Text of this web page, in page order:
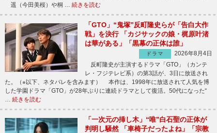
遥（今田美桜）や桐 … 続きを読む
「GTO」“鬼塚”反町隆史らが「告白大作
戦」を決行 「カジサックの娘・梶原叶渚
は華がある」「黒幕の正体は誰」
ドラマ
2026年8月4日
反町隆史が主演するドラマ「GTO」（カンテ
レ・フジテレビ系）の第3話が、3日に放送され
た。（※以下、ネタバレを含みます） 本作は、1998年に放送されて人気を博
した学園ドラマ「GTO」が28年ぶりに連続ドラマとして復活。50代になった“
… 続きを読む
「一次元の挿し木」“唯”白石聖の正体が
判明し騒然 「車椅子だったよね」「宗教